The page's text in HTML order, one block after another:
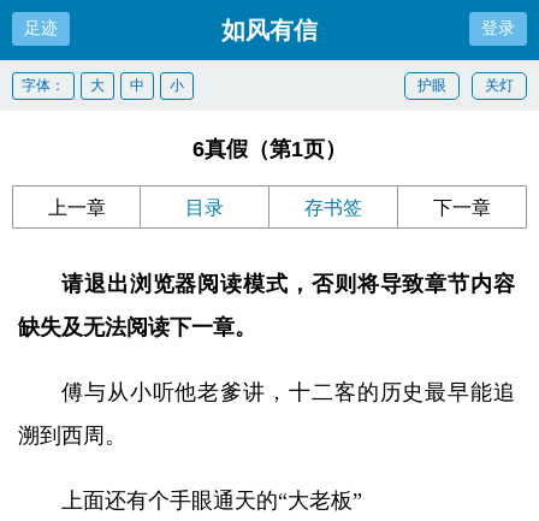
足迹 如风有信 登录
关灯
护眼
字体： 大 中 小
6真假（第1页）
上一章 目录 存书签 下一章
请退出浏览器阅读模式，否则将导致章节内容
缺失及无法阅读下一章。
傅与从小听他老爹讲，十二客的历史最早能追
溯到西周。
上面还有个手眼通天的“大老板”